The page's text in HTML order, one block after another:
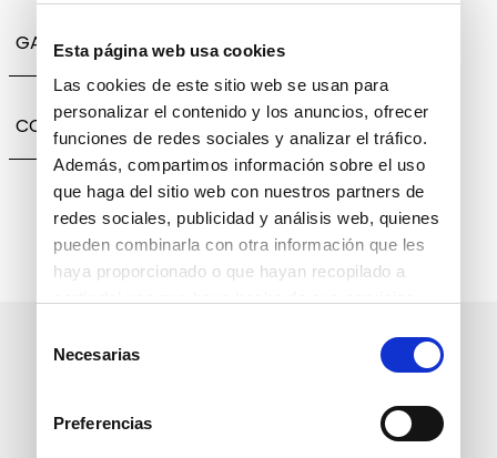
Esta página web usa cookies
Las cookies de este sitio web se usan para
personalizar el contenido y los anuncios, ofrecer
funciones de redes sociales y analizar el tráfico.
Además, compartimos información sobre el uso
que haga del sitio web con nuestros partners de
redes sociales, publicidad y análisis web, quienes
pueden combinarla con otra información que les
haya proporcionado o que hayan recopilado a
deNecesarias
Preferencias
GARANTÍA, CAMBIOS Y DEVOLUCIONES
COMPARTIR
Suscríbete a nuestro boletín